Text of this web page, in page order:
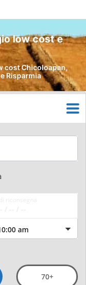
low cost e
cost Chicoloapan,
Risparmia
70+